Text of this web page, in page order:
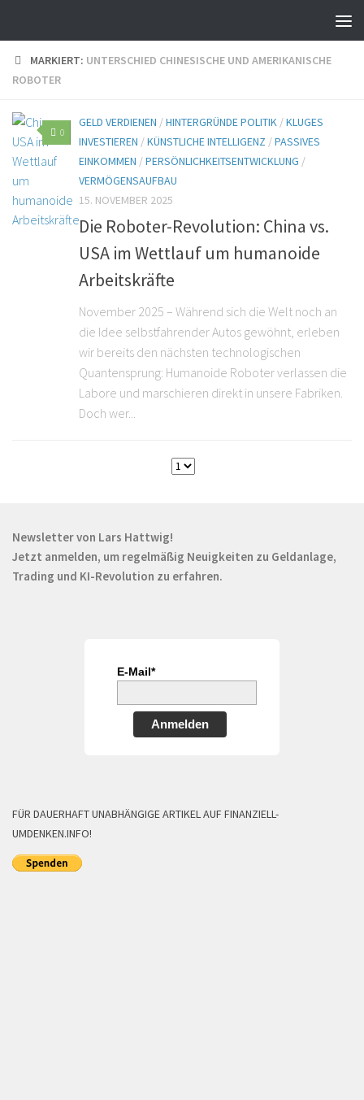
MARKIERT: UNTERSCHIED CHINESISCHE UND AMERIKANISCHE
ROBOTER
0
GELD VERDIENEN /HINTERGRÜNDE POLITIK /KLUGES
INVESTIEREN /KÜNSTLICHE INTELLIGENZ /PASSIVES
EINKOMMEN /PERSÖNLICHKEITSENTWICKLUNG /
VERMÖGENSAUFBAU
15. NOVEMBER 2025
Die Roboter-Revolution: China vs.
USA im Wettlauf um humanoide
Arbeitskräfte
November 2025 – Während sich die Welt noch an
die Idee selbstfahrender Autos gewöhnt, erleben
wir bereits den nächsten technologischen
Quantensprung: Humanoide Roboter verlassen die
Labore und marschieren direkt in unsere Fabriken.
Doch wer...
Newsletter von Lars Hattwig!
Jetzt anmelden, um regelmäßig Neuigkeiten zu Geldanlage,
Trading und KI-Revolution zu erfahren.
E-Mail*
Anmelden
FÜR DAUERHAFT UNABHÄNGIGE ARTIKEL AUF FINANZIELL-
UMDENKEN.INFO!